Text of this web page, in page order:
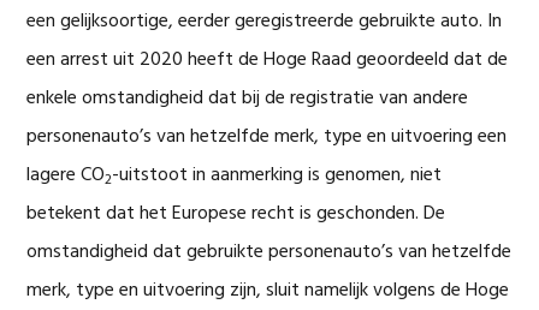
een gelijksoortige, eerder geregistreerde gebruikte auto. In
een arrest uit 2020 heeft de Hoge Raad geoordeeld dat de
enkele omstandigheid dat bij de registratie van andere
personenauto’s van hetzelfde merk, type en uitvoering een
lagere CO2-uitstoot in aanmerking is genomen, niet
betekent dat het Europese recht is geschonden. De
omstandigheid dat gebruikte personenauto’s van hetzelfde
merk, type en uitvoering zijn, sluit namelijk volgens de Hoge